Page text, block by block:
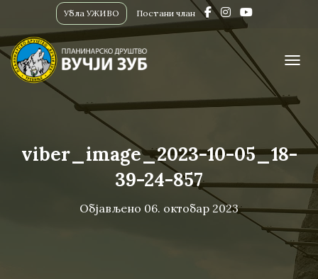
Убла УЖИВО Постани члан
viber_image_2023-10-05_18-
39-24-857
Објављено 06. октобар 2023